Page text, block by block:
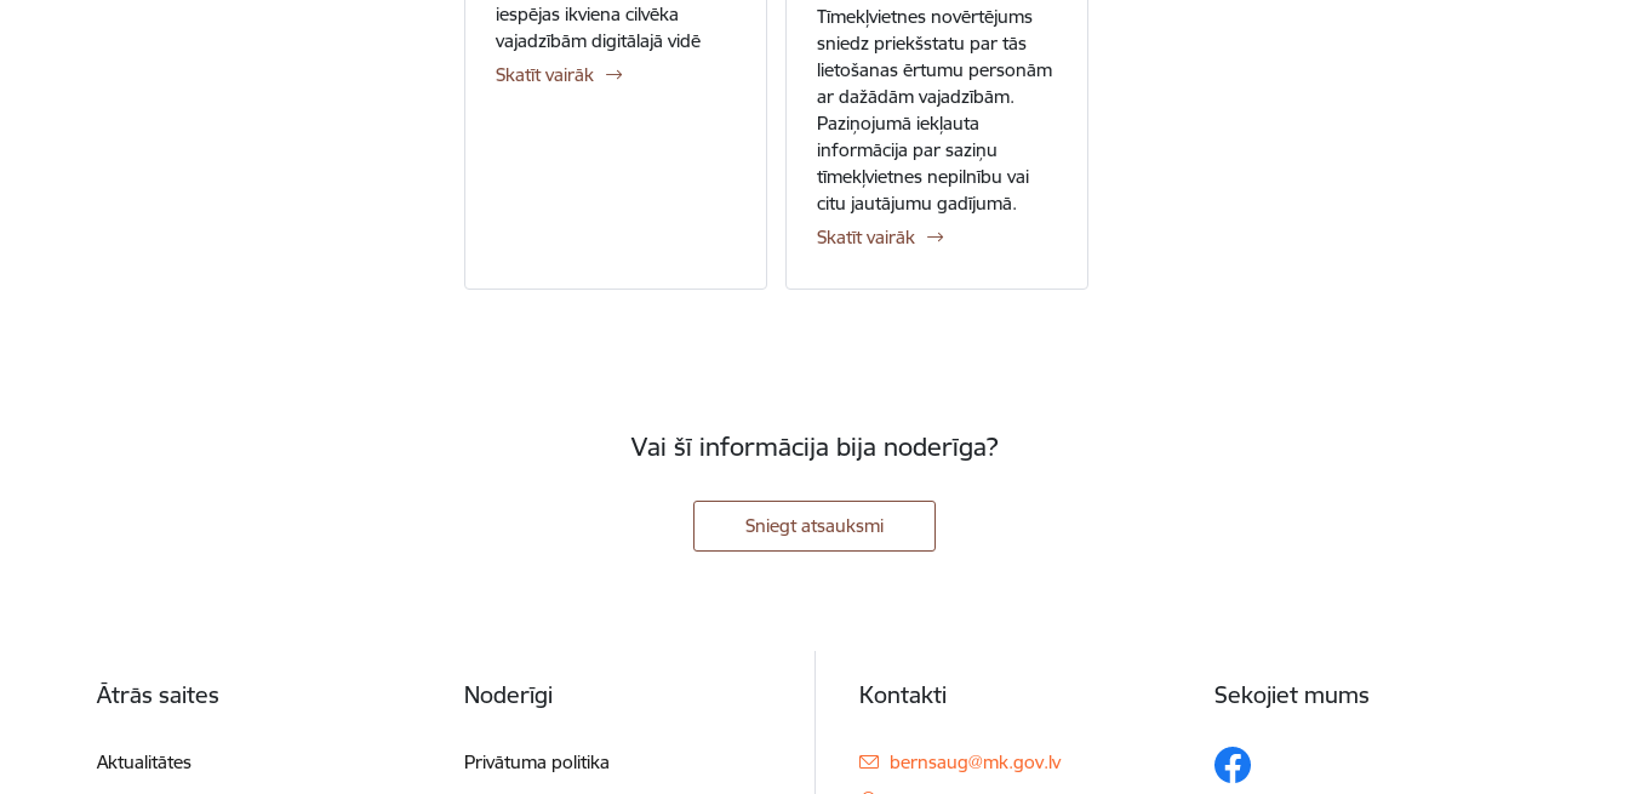
iespējas ikviena cilvēka
vajadzībām digitālajā vidē
Skatīt vairāk
Tīmekļvietnes novērtējums
sniedz priekšstatu par tās
lietošanas ērtumu personām
ar dažādām vajadzībām.
Paziņojumā iekļauta
informācija par saziņu
tīmekļvietnes nepilnību vai
citu jautājumu gadījumā.
Skatīt vairāk
Vai šī informācija bija noderīga?
Sniegt atsauksmi
Ātrās saites
Aktualitātes
Noderīgi
Privātuma politika
Kontakti
E-pasts:
bernsaug@mk.gov.lv
Sekojiet mums